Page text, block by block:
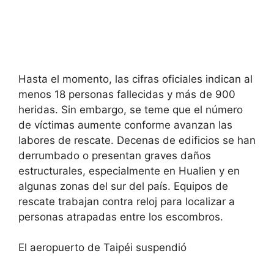
Hasta el momento, las cifras oficiales indican al
menos 18 personas fallecidas y más de 900
heridas. Sin embargo, se teme que el número
de víctimas aumente conforme avanzan las
labores de rescate. Decenas de edificios se han
derrumbado o presentan graves daños
estructurales, especialmente en Hualien y en
algunas zonas del sur del país. Equipos de
rescate trabajan contra reloj para localizar a
personas atrapadas entre los escombros.
El aeropuerto de Taipéi suspendió